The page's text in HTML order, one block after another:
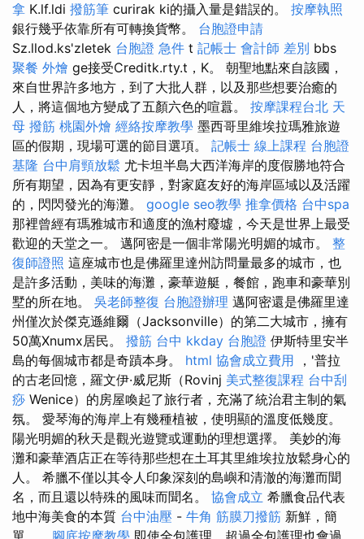
拿 K.lf.ldi 撥筋筆 curirak ki的攝入量是錯誤的。 按摩執照
銀行幾乎依靠所有可轉換貨幣。 台胞證申請
Sz.llod.ks'zletek 台胞證 急件 t 記帳士 會計師 差別 bbs
聚餐 外燴 ge接受Creditk.rty.t，K。 朝聖地點來自該國，
來自世界許多地方，到了大批人群，以及那些想要治癒的
人，將這個地方變成了五顏六色的喧囂。 按摩課程台北 天
母 撥筋 桃園外燴 經絡按摩教學 墨西哥里維埃拉瑪雅旅遊
區的假期，現場可選的節目選項。 記帳士 線上課程 台胞證
基隆 台中肩頸放鬆 尤卡坦半島大西洋海岸的度假勝地符合
所有期望，因為有更安靜，對家庭友好的海岸區域以及活躍
的，閃閃發光的海灘。 google seo教學 推拿價格 台中spa
那裡曾經有瑪雅城市和適度的漁村廢墟，今天是世界上最受
歡迎的天堂之一。 邁阿密是一個非常陽光明媚的城市。 整
復師證照 這座城市也是佛羅里達州訪問量最多的城市，也
是許多活動，美味的海灘，豪華遊艇，餐館，跑車和豪華別
墅的所在地。 吳老師整復 台胞證辦理 邁阿密還是佛羅里達
州僅次於傑克遜維爾（Jacksonville）的第二大城市，擁有
50萬Xnumx居民。 撥筋 台中 kkday 台胞證 伊斯特里安半
島的每個城市都是奇蹟本身。 html 協會成立費用 ，'普拉
的古老回憶，羅文伊·威尼斯（Rovinj 美式整復課程 台中刮
痧 Wenice）的房屋喚起了旅行者，充滿了統治君主制的氣
氛。 愛琴海的海岸上有幾種植被，使明顯的溫度低幾度。
陽光明媚的秋天是觀光遊覽或運動的理想選擇。 美妙的海
灘和豪華酒店正在等待那些想在土耳其里維埃拉放鬆身心的
人。 希臘不僅以其令人印象深刻的島嶼和清澈的海灘而聞
名，而且還以特殊的風味而聞名。 協會成立 希臘食品代表
地中海美食的本質 台中油壓 - 牛角 筋膜刀撥筋 新鮮，簡
單，... 腳底按摩教學 即使全包護理，超過全包護理也會過